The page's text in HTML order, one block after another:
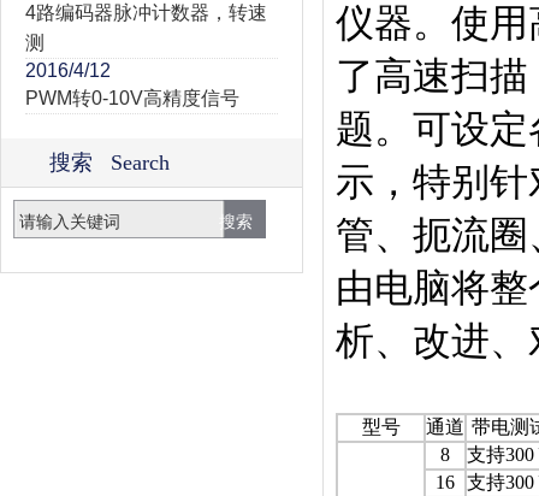
4路编码器脉冲计数器，转速
测
2016/4/12
PWM转0-10V高精度信号
搜索 Search
仪器。使
了高速扫
题。可设
示，特别
管、扼流
由电脑将
析、改进
型号 通道 带电测
8
支持300
16 支持300